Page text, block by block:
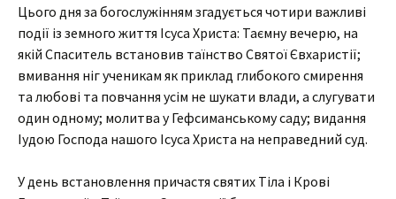
Цього дня за богослужінням згадується чотири важливі
події із земного життя Ісуса Христа: Таємну вечерю, на
якій Спаситель встановив таїнство Святої Євхаристії;
вмивання ніг ученикам як приклад глибокого смирення
та любові та повчання усім не шукати влади, а слугувати
один одному; молитва у Гефсиманському саду; видання
Іудою Господа нашого Ісуса Христа на неправедний суд.
У день встановлення причастя святих Тіла і Крові